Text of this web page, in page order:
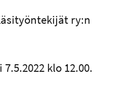
ry:n
klo 12.00.